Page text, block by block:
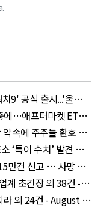
9' 공식 출시...'울트
에…애프터마켓 ETF
속에 주주들 환호 외
‘특이 수치’ 발견 외
만건 신고 … 사망 연
계 초긴장 외 38건 -
외 24건 - August 6,